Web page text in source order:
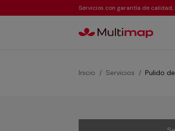
Servicios con garantía de calidad,
Inicio Servicios Pulido